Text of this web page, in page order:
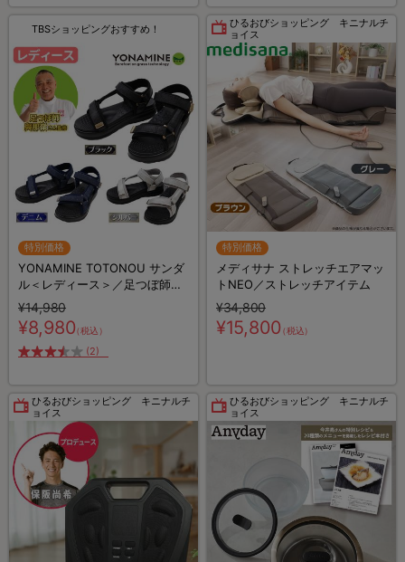
TBSショッピングおすすめ！
特別価格
YONAMINE TOTONOU サンダ
ル＜レディース＞／足つぼ師・
與那嶺茂人監修
¥14,980
¥8,980（税込）
(2)
ひるおびショッピング キニナルチ
ョイス
特別価格
メディサナ ストレッチエアマッ
トNEO／ストレッチアイテム
¥34,800
¥15,800（税込）
ひるおびショッピング キニナルチ
ョイス
ひるおびショッピング キニナルチ
ョイス